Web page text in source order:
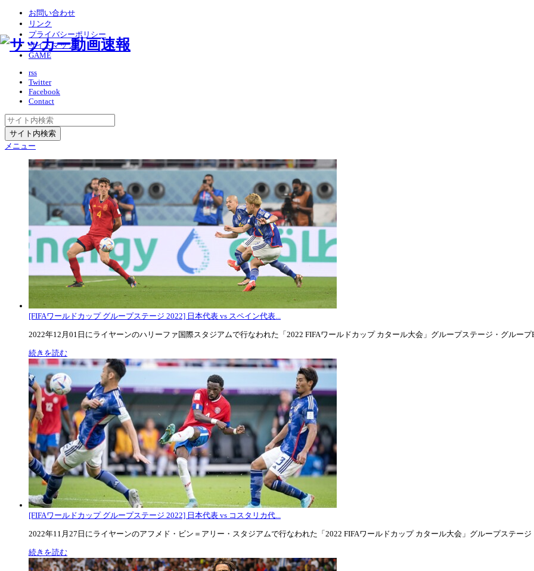
お問い合わせ
リンク
プライバシーポリシー
サイトマップ
GAME
rss
Twitter
Facebook
Contact
メニュー
[FIFAワールドカップ グループステージ 2022] 日本代表 vs スペイン代表...
2022年12月01日にライヤーンのハリーファ国際スタジアムで行なわれた「2022 FIFAワールドカップ カタール大会」グループステージ・グループ
続きを読む
[FIFAワールドカップ グループステージ 2022] 日本代表 vs コスタリカ代...
2022年11月27日にライヤーンのアフメド・ビン＝アリー・スタジアムで行なわれた「2022 FIFAワールドカップ カタール大会」グループステージ
続きを読む